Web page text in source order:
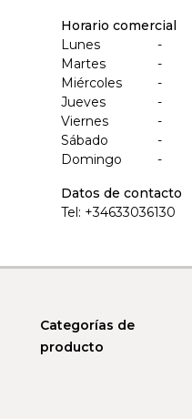
Horario comercial
Lunes
-
Martes
-
Miércoles
-
Jueves
-
Viernes
-
Sábado
-
Domingo
-
Datos de contacto
Tel: +34633036130
Categorías de
producto